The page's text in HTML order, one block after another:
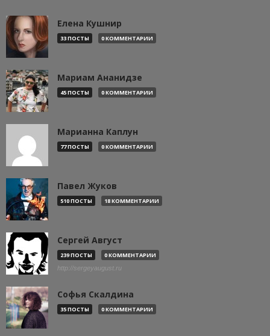
Елена Кушнир
33 ПОСТЫ 0 КОММЕНТАРИИ
Мариам Ананидзе
45 ПОСТЫ 0 КОММЕНТАРИИ
Марианна Каплун
77 ПОСТЫ 0 КОММЕНТАРИИ
Павел Жуков
510 ПОСТЫ 18 КОММЕНТАРИИ
Сергей Август
239 ПОСТЫ 0 КОММЕНТАРИИ
http://sergeyaugust.ru
Софья Скалдина
35 ПОСТЫ 0 КОММЕНТАРИИ